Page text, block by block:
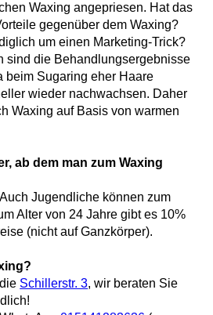
Waxing angepriesen. Hat das
gegenüber dem Waxing?
um einen Marketing-Trick?
sind die Behandlungsergebnisse
beim Sugaring eher Haare
wieder nachwachsen. Daher
Waxing auf Basis von warmen
ab dem man zum Waxing
Jugendliche können zum
Alter von 24 Jahre gibt es 10%
(nicht auf Ganzkörper).
Schillerstr. 3, wir beraten Sie